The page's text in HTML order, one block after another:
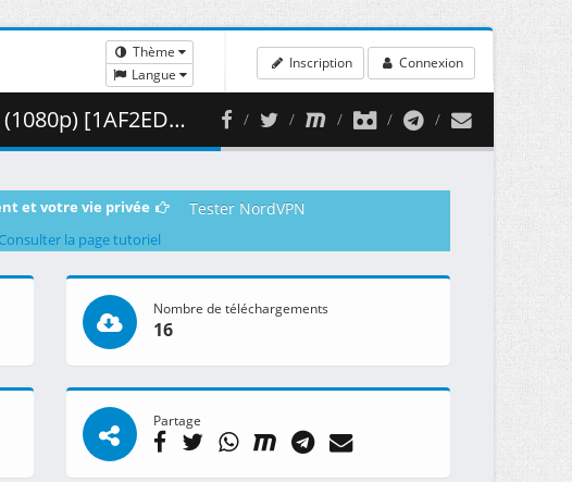
Thème
Langue
Inscription Connexion
( 458.68 MB )
et votre vie privée Tester NordVPN
Consulter la page tutoriel
Nombre de téléchargements
16
Partage